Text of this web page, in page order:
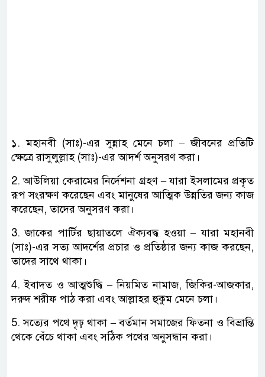
১. মহানবী (সাঃ)-এর সুন্নাহ মেনে চলা – জীবনের প্রতিটি
ক্ষেত্রে রাসুলুল্লাহ (সাঃ)-এর আদর্শ অনুসরণ করা।
2. আউলিয়া কেরামের নির্দেশনা গ্রহণ – যারা ইসলামের প্রকৃত
রূপ সংরক্ষণ করেছেন এবং মানুষের আত্মিক উন্নতির জন্য কাজ
করেছেন, তাদের অনুসরণ করা।
3. জাকের পার্টির ছায়াতলে ঐক্যবদ্ধ হওয়া – যারা মহানবী
(সাঃ)-এর সত্য আদর্শের প্রচার ও প্রতিষ্ঠার জন্য কাজ করছেন,
তাদের সাথে থাকা।
4. ইবাদত ও আত্মশুদ্ধি – নিয়মিত নামাজ, জিকির-আজকার,
দরুদ শরীফ পাঠ করা এবং আল্লাহর হুকুম মেনে চলা।
5. সত্যের পথে দৃঢ় থাকা – বর্তমান সমাজের ফিতনা ও বিভ্রান্তি
থেকে বেঁচে থাকা এবং সঠিক পথের অনুসন্ধান করা।